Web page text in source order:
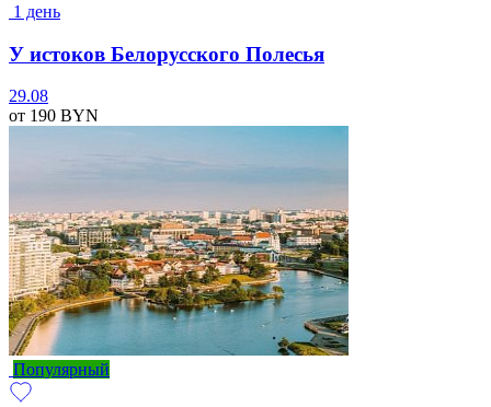
1 день
У истоков Белорусского Полесья
29.08
от 190 BYN
Популярный